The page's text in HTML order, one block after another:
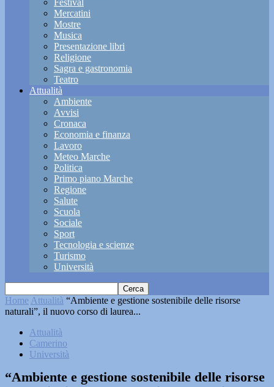
Festival
Mercatini
Mostre
Musica
Presentazione libri
Religione
Sagra e gastronomia
Teatro
Attualità
Ambiente
Avvisi
Cronaca
Economia e finanza
Lavoro
Meteo Marche
Politica
Primo piano Marche
Regione
Salute
Scuola
Sociale
Sport
Tecnologia e scienze
Turismo
Università
Home Attualità “Ambiente e gestione sostenibile delle risorse
naturali”, il nuovo corso di laurea...
Attualità
Camerino
Università
“Ambiente e gestione sostenibile delle risorse